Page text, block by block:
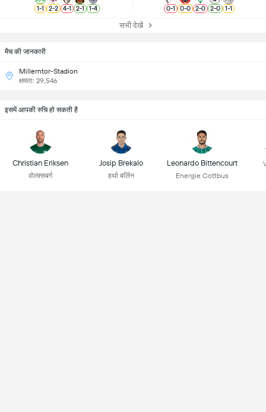
मैच की जानकारी
Millerntor-Stadion
क्षमता: 29,546
1-1 2-2 4-1 2-1 1-4 0-1 0-0 2-0 2-0 1-1
सभी देखें
इसमें आपकी रुचि हो सकती है
Christian Eriksen
वोल्फ़्सबर्ग
Josip Brekalo
हर्था बर्लिन
Leonardo Bittencourt
Energie Cottbus